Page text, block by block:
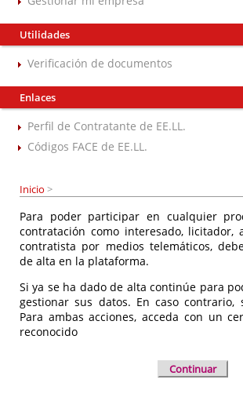
Utilidades
Verificación de documentos
Enlaces
Perfil de Contratante de EE.LL.
Códigos FACE de EE.LL.
Inicio >
Para poder participar en cualquier
contratación como interesado, licitador,
contratista por medios telemáticos,
de alta en la plataforma.
Si ya se ha dado de alta continúe para
gestionar sus datos. En caso contrario,
Para ambas acciones, acceda con un
reconocido
Continuar